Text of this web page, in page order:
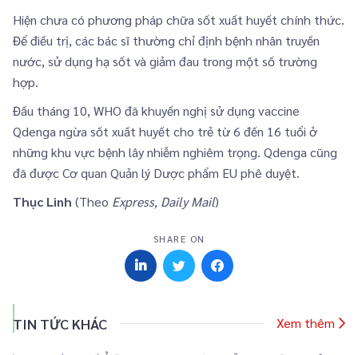
Hiện chưa có phương pháp chữa sốt xuất huyết chính thức.
Để điều trị, các bác sĩ thường chỉ định bệnh nhân truyền
nước, sử dụng hạ sốt và giảm đau trong một số trường
hợp.
Đầu tháng 10, WHO đã khuyến nghị sử dụng vaccine
Qdenga ngừa sốt xuất huyết cho trẻ từ 6 đến 16 tuổi ở
những khu vực bệnh lây nhiễm nghiêm trọng. Qdenga cũng
đã được Cơ quan Quản lý Dược phẩm EU phê duyệt.
Thục Linh (Theo Express, Daily Mail)
SHARE ON
TIN TỨC KHÁC Xem thêm